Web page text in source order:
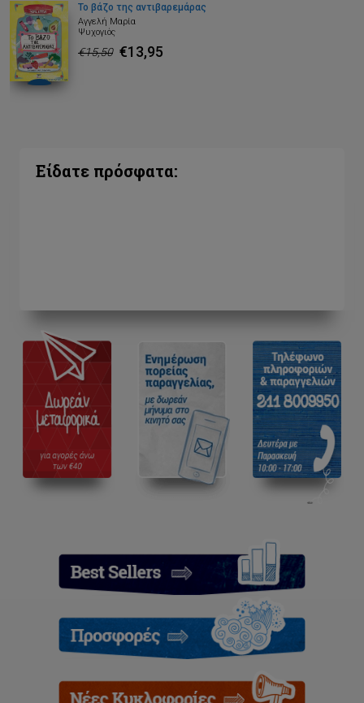
Το βάζο της αντιβαρεμάρας
Αγγελή Μαρία
Ψυχογιός
€15,50 €13,95
Είδατε πρόσφατα: